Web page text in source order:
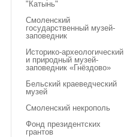
"Катынь"
Смоленский
государственный музей-
заповедник
Историко-археологический
и природный музей-
заповедник «Гнёздово»
Бельский краеведческий
музей
Смоленский некрополь
Фонд президентских
грантов